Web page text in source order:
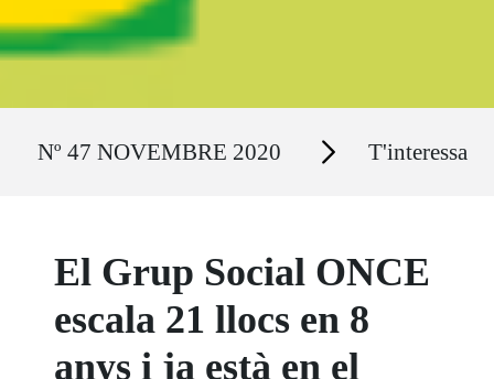
Nº 47 NOVEMBRE 2020 Secciones T'interessa
El Grup Social ONCE
escala 21 llocs en 8
anys i ja està en el